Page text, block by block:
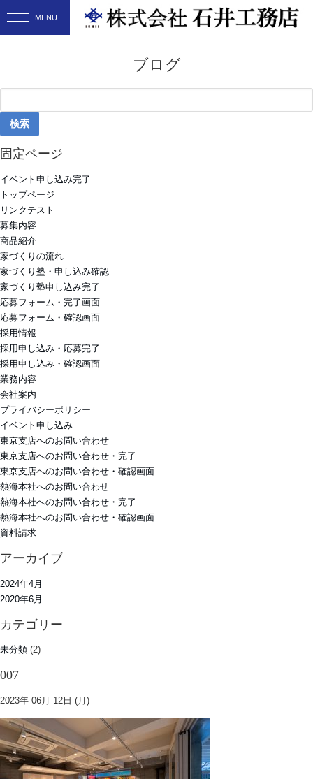
ブログ
索:
固定ページ
イベント申し込み完了
トップページ
リンクテスト
募集内容
商品紹介
家づくりの流れ
家づくり塾・申し込み確認
家づくり塾申し込み完了
応募フォーム・完了画面
応募フォーム・確認画面
採用情報
採用申し込み・応募完了
採用申し込み・確認画面
業務内容
会社案内
プライバシーポリシー
イベント申し込み
東京支店へのお問い合わせ
東京支店へのお問い合わせ・完了
東京支店へのお問い合わせ・確認画面
熱海本社へのお問い合わせ
熱海本社へのお問い合わせ・完了
熱海本社へのお問い合わせ・確認画面
資料請求
アーカイブ
2024年4月
2020年6月
カテゴリー
未分類 (2)
007
2023年 06月 12日 (月)